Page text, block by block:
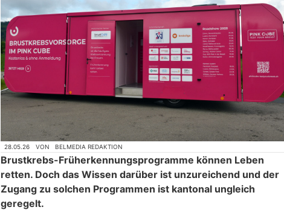
28.05.26 VON BELMEDIA REDAKTION
Brustkrebs-Früherkennungsprogramme können Leben
retten. Doch das Wissen darüber ist unzureichend und der
Zugang zu solchen Programmen ist kantonal ungleich
geregelt.